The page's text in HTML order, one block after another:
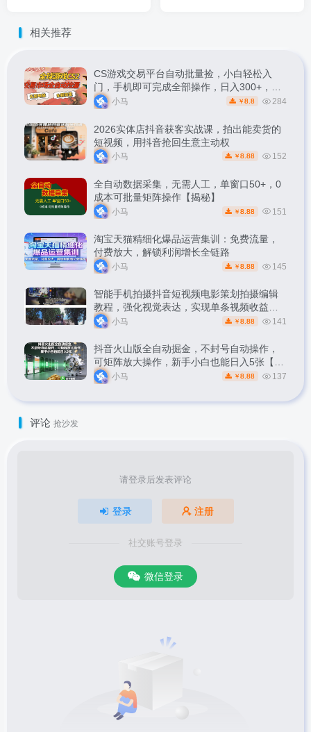
相关推荐
CS游戏交易平台自动批量捡，小白轻松入
门，手机即可完成全部操作，日入300+，轻
松副业【揭秘】
小马 ￥ 8.8 284
2026实体店抖音获客实战课，拍出能卖货的
短视频，用抖音抢回生意主动权
小马 ￥ 8.88 152
全自动数据采集，无需人工，单窗口50+，0
成本可批量矩阵操作【揭秘】
小马 ￥ 8.88 151
淘宝天猫精细化爆品运营集训：免费流量，
付费放大，解锁利润增长全链路
小马 ￥ 8.88 145
智能手机拍摄抖音短视频电影策划拍摄编辑
教程，强化视觉表达，实现单条视频收益破
1k
小马 ￥ 8.88 141
抖音火山版全自动掘金，不封号自动操作，
可矩阵放大操作，新手小白也能日入5张【揭
秘】小马 ￥ 8.88 137
评论 抢沙发
请登录后发表评论
登录 注册
社交账号登录
微信登录